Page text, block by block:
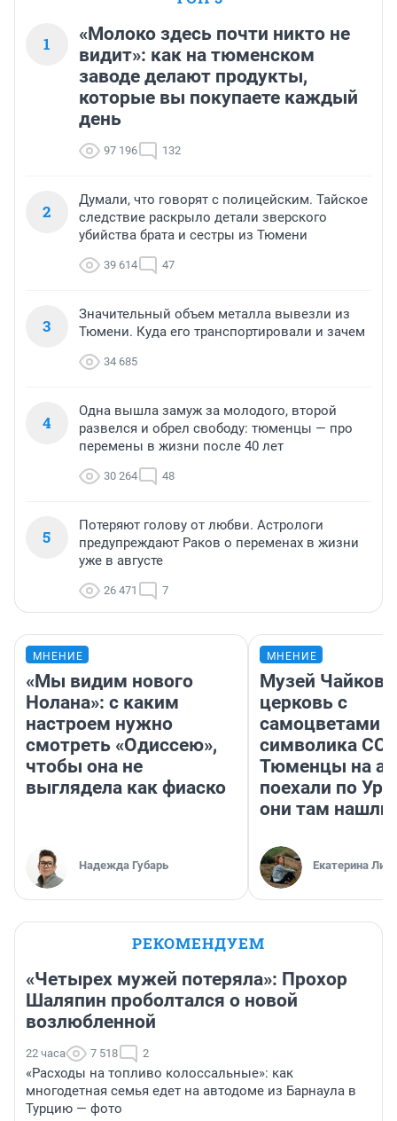
1
«Молоко здесь почти никто не
видит»: как на тюменском
заводе делают продукты,
которые вы покупаете каждый
день
97 196 132
2
Думали, что говорят с полицейским. Тайское
следствие раскрыло детали зверского
убийства брата и сестры из Тюмени
39 614 47
3
Значительный объем металла вывезли из
Тюмени. Куда его транспортировали и зачем
34 685
4
Одна вышла замуж за молодого, второй
развелся и обрел свободу: тюменцы — про
перемены в жизни после 40 лет
30 264 48
5
Потеряют голову от любви. Астрологи
предупреждают Раков о переменах в жизни
уже в августе
26 471 7
МНЕНИЕ
«Мы видим нового
Нолана»: с каким
настроем нужно
смотреть «Одиссею»,
чтобы она не
выглядела как фиаско
Надежда Губарь
МНЕНИЕ
Музей
церковь с
самоцветами
символика
Тюменцы на
поехали по
они там нашли
Екатерина
РЕКОМЕНДУЕМ
«Четырех мужей потеряла»: Прохор
Шаляпин проболтался о новой
возлюбленной
22 часа 7 518 2
«Расходы на топливо колоссальные»: как
многодетная семья едет на автодоме из Барнаула в
Турцию — фото